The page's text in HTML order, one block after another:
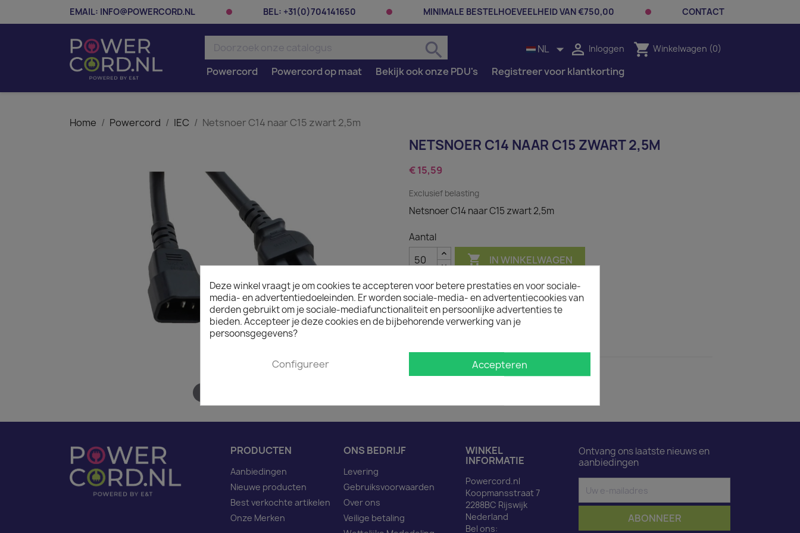
EMAIL: INFO@POWERCORD.NL BEL: +31(0)704141650 MINIMALE BESTELHOEVEELHEID VAN €750,00 CONTACT
search NL   Inloggen shopping_cart Winkelwagen (0)
Powercord Powercord op maat Bekijk ook onze PDU's Registreer voor klantkorting
Home Powercord IEC Netsnoer C14 naar C15 zwart 2,5m
NETSNOER C14 NAAR C15 ZWART 2,5M
€ 15,59
Exclusief belasting
Netsnoer C14 naar C15 zwart 2,5m
Aantal
 IN WINKELWAGEN
Op voorraad : 1 week levertijd
Minimale afname van het product is 50.
Netsnoer C14 naar C15 zwart 2,5m
PRODUCTEN
Aanbiedingen
Nieuwe producten
Best verkochte artikelen
Onze Merken
ONS BEDRIJF
Levering
Gebruiksvoorwaarden
Over ons
Veilige betaling
WINKEL
INFORMATIE
Powercord.nl
Koopmansstraat 7
2288BC Rijswijk
Nederland
Bel ons:
Ontvang ons laatste nieuws en
aanbiedingen
Deze winkel vraagt je om cookies te accepteren voor betere prestaties en voor sociale-
media- en advertentiedoeleinden. Er worden sociale-media- en advertentiecookies van
derden gebruikt om je sociale-mediafunctionaliteit en persoonlijke advertenties te
bieden. Accepteer je deze cookies en de bijbehorende verwerking van je
persoonsgegevens?
Configureer Accepteren